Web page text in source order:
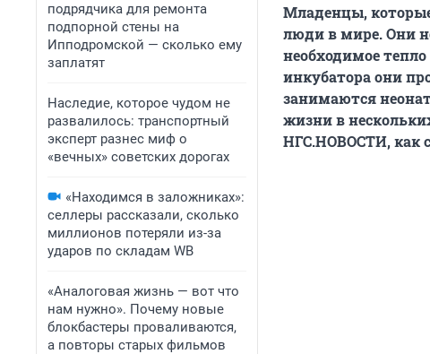
подрядчика для ремонта
подпорной стены на
Ипподромской — сколько ему
заплатят
Наследие, которое чудом не
развалилось: транспортный
эксперт разнес миф о
«вечных» советских дорогах
«Находимся в заложниках»:
селлеры рассказали, сколько
миллионов потеряли из-за
ударов по складам WB
«Аналоговая жизнь — вот что
нам нужно». Почему новые
блокбастеры проваливаются,
а повторы старых фильмов
Младенцы,
люди в мире. Они
необходимое
инкубатора они
занимаются
жизни в
НГС.НОВОСТИ, как